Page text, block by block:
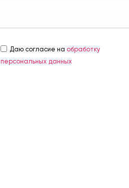
Даю согласие на обработку
персональных данных